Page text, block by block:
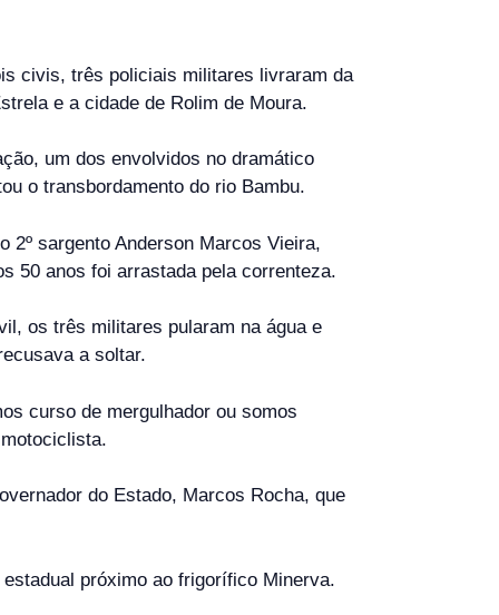
civis, três policiais militares livraram da
e a cidade de Rolim de Moura.
um dos envolvidos no dramático
o transbordamento do rio Bambu.
2º sargento Anderson Marcos Vieira,
50 anos foi arrastada pela correnteza.
os três militares pularam na água e
a soltar.
curso de mergulhador ou somos
do Estado, Marcos Rocha, que
próximo ao frigorífico Minerva.